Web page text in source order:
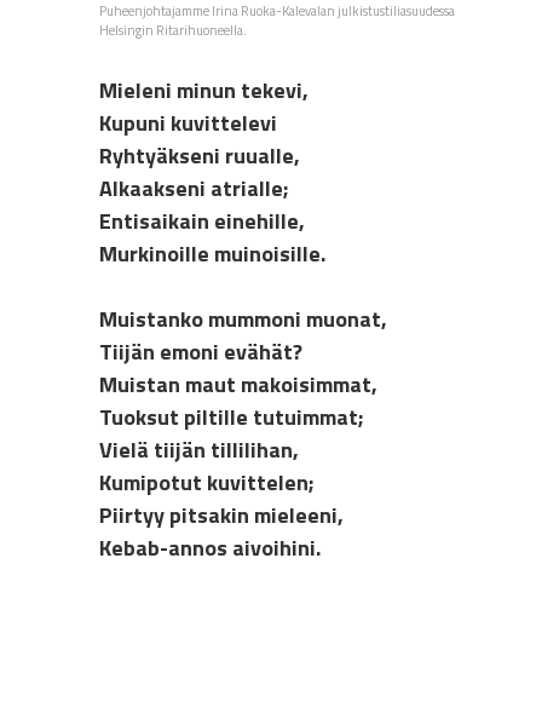
Puheenjohtajamme Irina Ruoka-Kalevalan julkistustiliasuudessa
Helsingin Ritarihuoneella.
Mieleni minun tekevi,
Kupuni kuvittelevi
Ryhtyäkseni ruualle,
Alkaakseni atrialle;
Entisaikain einehille,
Murkinoille muinoisille.
Muistanko mummoni muonat,
Tiijän emoni evähät?
Muistan maut makoisimmat,
Tuoksut piltille tutuimmat;
Vielä tiijän tillilihan,
Kumipotut kuvittelen;
Piirtyy pitsakin mieleeni,
Kebab-annos aivoihini.